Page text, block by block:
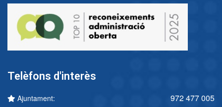
Telèfons d'interès
Ajuntament: 972 477 005